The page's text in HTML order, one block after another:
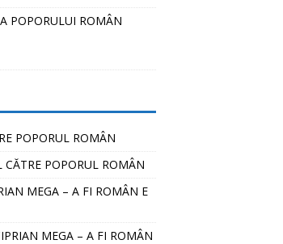
POPORULUI ROMÂN
POPORUL ROMÂN
CĂTRE POPORUL ROMÂN
MEGA – A FI ROMÂN E
MEGA – A FI ROMÂN